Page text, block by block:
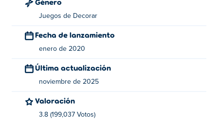
Juegos de Decorar
Fecha de lanzamiento
enero de 2020
Última actualización
noviembre de 2025
Valoración
3.8 (199,037 Votos)